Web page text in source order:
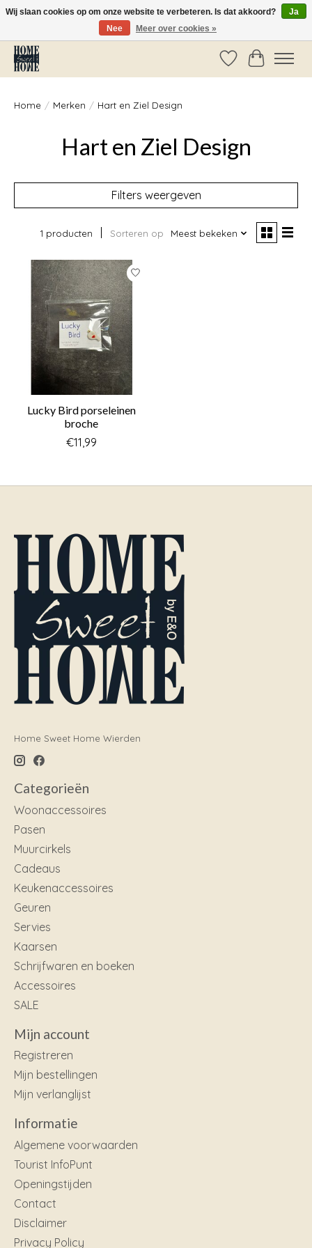
Vóór 14:00 besteld, dezelfde dag verzonden!
Verlanglijst
Home / Merken / Hart en Ziel Design
Hart en Ziel Design
Filters weergeven
1 producten Sorteren op Meest bekeken
Lucky Bird porseleinen
broche
€11,99
Home Sweet Home Wierden
Categorieën
Woonaccessoires
Pasen
Muurcirkels
Cadeaus
Keukenaccessoires
Geuren
Servies
Kaarsen
Schrijfwaren en boeken
Accessoires
SALE
Mijn account
Registreren
Mijn bestellingen
Mijn verlanglijst
Informatie
Algemene voorwaarden
Tourist InfoPunt
Openingstijden
Contact
Disclaimer
Privacy Policy
Wij slaan cookies op om onze website te verbeteren. Is dat akkoord?
Ja
Nee
Meer over cookies »